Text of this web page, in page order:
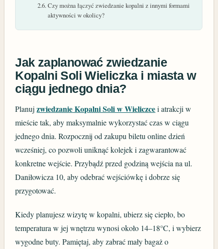
Czy można łączyć zwiedzanie kopalni z innymi formami
aktywności w okolicy?
Jak zaplanować zwiedzanie
Kopalni Soli Wieliczka i miasta w
ciągu jednego dnia?
Planujzwiedzanie Kopalni Soli w Wieliczcei atrakcji w
mieście tak, aby maksymalnie wykorzystać czas w ciągu
jednego dnia. Rozpocznij od zakupu biletu online dzień
wcześniej, co pozwoli uniknąć kolejek i zagwarantować
konkretne wejście. Przybądź przed godziną wejścia na ul.
Daniłowicza 10, aby odebrać wejściówkę i dobrze się
przygotować.
Kiedy planujesz wizytę w kopalni, ubierz się ciepło, bo
temperatura w jej wnętrzu wynosi około 14–18°C, i wybierz
wygodne buty. Pamiętaj, aby zabrać mały bagaż o